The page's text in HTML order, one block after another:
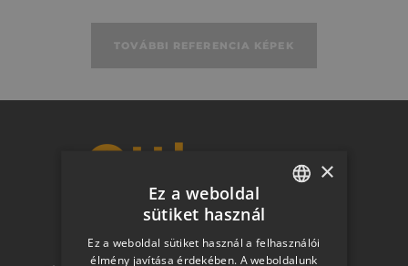
TOVÁBBI REFERENCIA KÉPEK
Otthon a
jövőben
HUNGARIAN
SLOVAK
×
Ez a weboldal
sütiket használ
Ez a weboldal sütiket használ a felhasználói
élmény javítása érdekében. A weboldalunk